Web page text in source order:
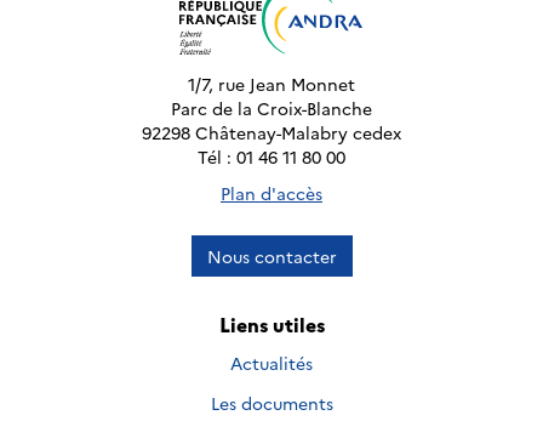
1/7, rue Jean Monnet
Parc de la Croix-Blanche
92298 Châtenay-Malabry cedex
Tél : 01 46 11 80 00
Plan d'accès
Nous contacter
Liens utiles
Actualités
Les documents